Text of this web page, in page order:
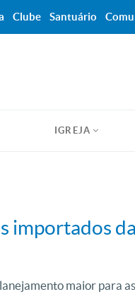
IGREJA
importados
maior para
Clube Santuário